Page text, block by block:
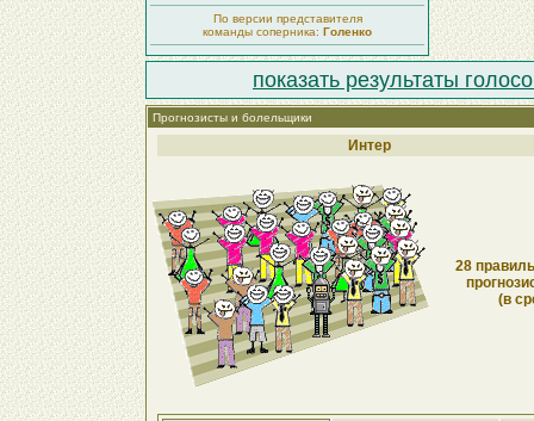
По версии представителя
команды соперника: Голенко
показать результаты
Прогнозисты и болельщики
Интер
28
(в